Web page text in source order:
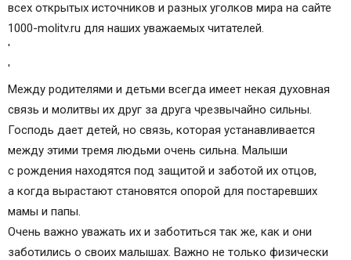
всех открытых источников и разных уголков мира на сайте
1000-molitv.ru для наших уважаемых читателей.
'
'
Между родителями и детьми всегда имеет некая духовная
связь и молитвы их друг за друга чрезвычайно сильны.
Господь дает детей, но связь, которая устанавливается
между этими тремя людьми очень сильна. Малыши
с рождения находятся под защитой и заботой их отцов,
а когда вырастают становятся опорой для постаревших
мамы и папы.
Очень важно уважать их и заботиться так же, как и они
заботились о своих малышах. Важно не только физически